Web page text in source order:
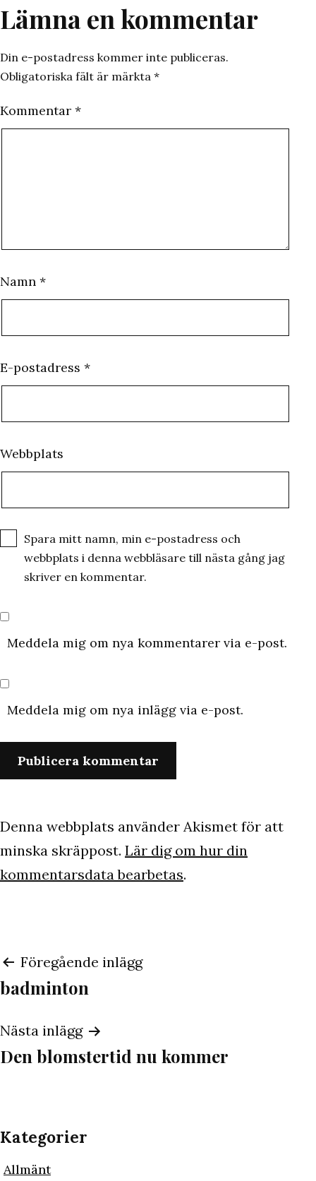
Lämna en kommentar
Din e-postadress kommer inte publiceras.
Obligatoriska fält är märkta *
Kommentar *
Namn *
E-postadress *
Webbplats
Spara mitt namn, min e-postadress och
webbplats i denna webbläsare till nästa gång jag
skriver en kommentar.
Meddela mig om nya kommentarer via e-post.
Meddela mig om nya inlägg via e-post.
Denna webbplats använder Akismet för att
minska skräppost. Lär dig om hur din
kommentarsdata bearbetas.
Inläggsnavigering
Föregående inlägg
badminton
Nästa inlägg
Den blomstertid nu kommer
Kategorier
Allmänt